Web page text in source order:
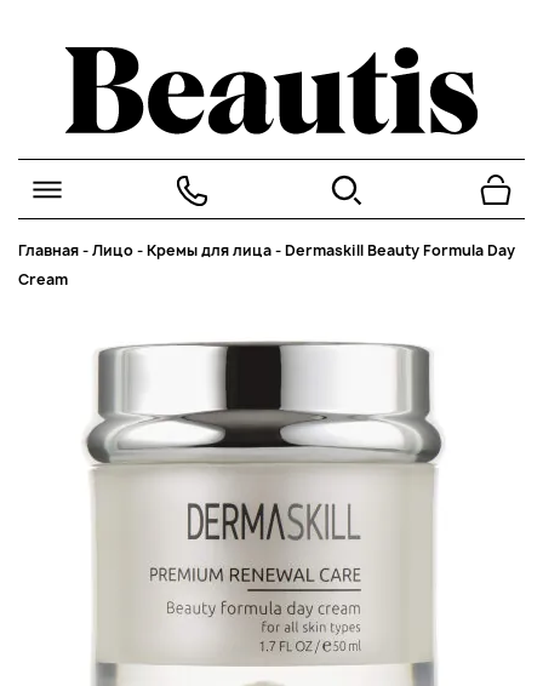
Главная-Лицо-Кремы для лица-Dermaskill Beauty Formula Day
Cream